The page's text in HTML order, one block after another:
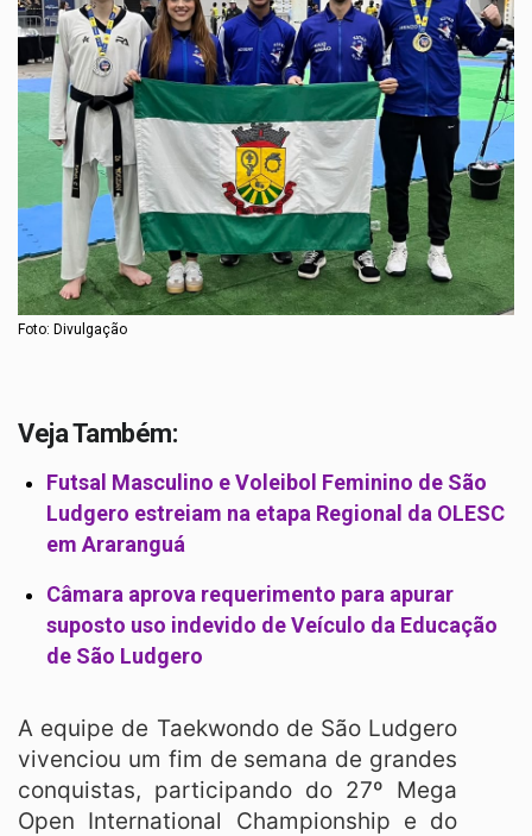
Foto: Divulgação
Veja Também:
Futsal Masculino e Voleibol Feminino de São
Ludgero estreiam na etapa Regional da OLESC
em Araranguá
Câmara aprova requerimento para apurar
suposto uso indevido de Veículo da Educação
de São Ludgero
A equipe de Taekwondo de São Ludgero
vivenciou um fim de semana de grandes
conquistas, participando do 27º Mega
Open International Championship e do